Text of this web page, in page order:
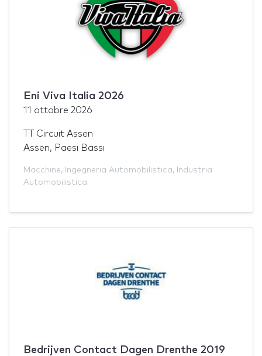
Eni Viva Italia 2026
11 ottobre 2026
TT Circuit Assen
Assen, Paesi Bassi
Macchine, Ingegneria Automobilistica,
Industria
Automobilistica
Bedrijven Contact Dagen Drenthe 2019